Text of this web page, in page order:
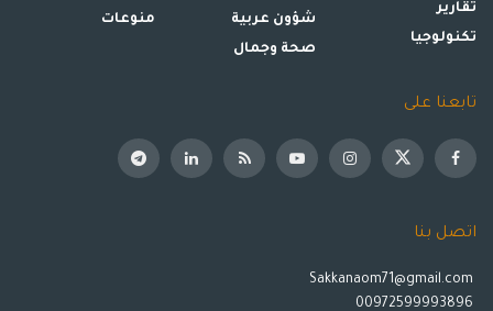
تقارير
تكنولوجيا
شؤون عربية
صحة وجمال
منوعات
تابعنا على
اتصل بنا
Sakkanaom71@gmail.com